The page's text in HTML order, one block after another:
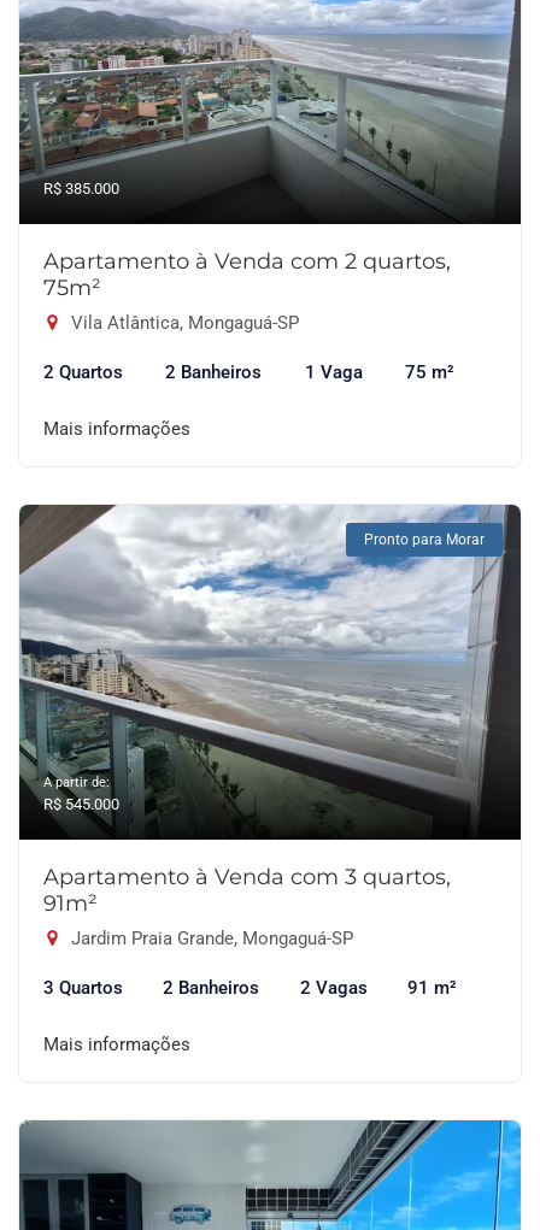
R$ 385.000
Apartamento à Venda com 2 quartos,
75m²
Vila Atlântica, Mongaguá-SP
2 Quartos 2 Banheiros 1 Vaga 75 m²
Mais informações
Pronto para Morar
A partir de:
R$ 545.000
Apartamento à Venda com 3 quartos,
91m²
Jardim Praia Grande, Mongaguá-SP
3 Quartos 2 Banheiros 2 Vagas 91 m²
Mais informações